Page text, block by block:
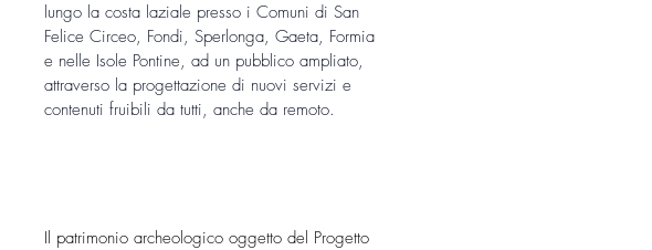
lungo la costa laziale presso i Comuni di San
Felice Circeo, Fondi, Sperlonga, Gaeta, Formia
e nelle Isole Pontine, ad un pubblico ampliato,
attraverso la progettazione di nuovi servizi e
contenuti fruibili da tutti, anche da remoto.
Il patrimonio archeologico oggetto del Progetto